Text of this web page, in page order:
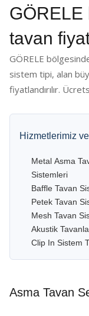
tavan
GÖRELE
sistem tipi, alan
fiyatlandırılır.
Hizmetlerimiz
Metal Asma
Sistemleri
Baffle Tavan
Petek Tavan
Mesh Tavan
Akustik
Clip In Sistem
Asma Tavan